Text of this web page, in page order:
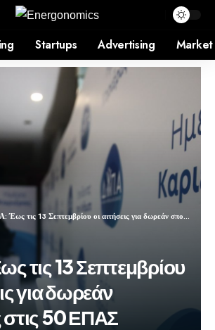
Startups Advertising Market
τις 13 Σεπτεμβρίου οι αιτήσεις για δωρεάν σπουδές στις 50 ΕΠΑΣ
τις 13 Σεπτεμβρίου
για δωρεάν
50 ΕΠΑΣ